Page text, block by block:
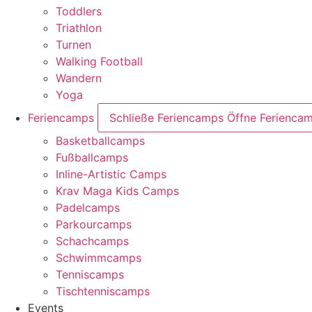
Toddlers
Triathlon
Turnen
Walking Football
Wandern
Yoga
Feriencamps
Schließe Feriencamps Öffne
Basketballcamps
Fußballcamps
Inline-Artistic Camps
Krav Maga Kids Camps
Padelcamps
Parkourcamps
Schachcamps
Schwimmcamps
Tenniscamps
Tischtenniscamps
Events